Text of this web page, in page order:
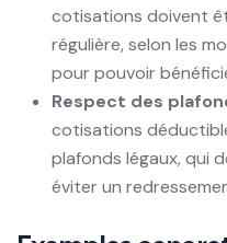
cotisations doivent
régulière, selon les
pour pouvoir
Respect des
cotisations
plafonds légaux, qui
éviter un